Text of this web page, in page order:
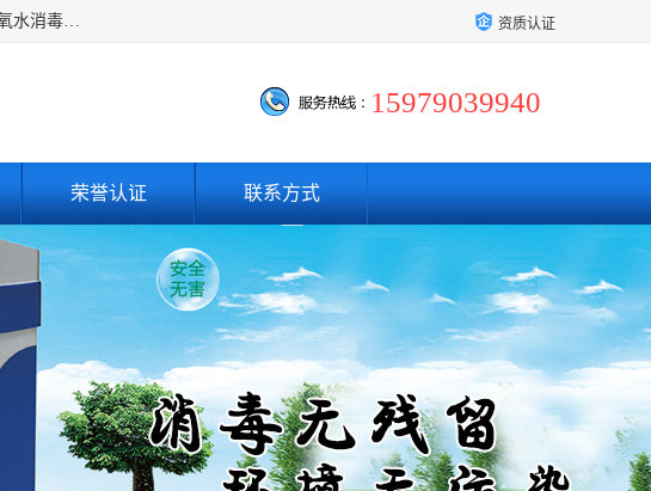
主营:医用空气消毒机，臭氧消空气毒机,循环风紫外线空气消毒机,臭氧发生器,低温烘干臭氧消毒柜,常温臭氧消毒柜,臭氧水消毒机,管道容器臭氧消毒机,内置式臭氧消毒机,外置式臭氧消毒机,床单位臭氧消毒器。医用工作服灭菌柜，医用拖鞋消毒柜,麻醉机内管路消毒机，呼吸机回路消毒机 资质认证
15979039940
荣誉认证 联系方式